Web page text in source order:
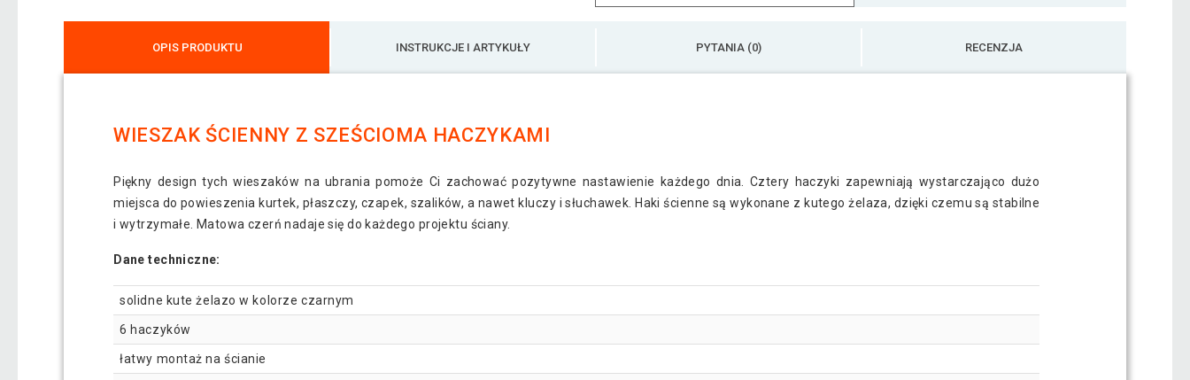
OPIS PRODUKTU INSTRUKCJE I ARTYKUŁY PYTANIA (0) RECENZJA
WIESZAK ŚCIENNY Z SZEŚCIOMA HACZYKAMI
Piękny design tych wieszaków na ubrania pomoże Ci zachować pozytywne nastawienie każdego dnia. Cztery haczyki zapewniają wystarczająco dużo
miejsca do powieszenia kurtek, płaszczy, czapek, szalików, a nawet kluczy i słuchawek. Haki ścienne są wykonane z kutego żelaza, dzięki czemu są stabilne
i wytrzymałe. Matowa czerń nadaje się do każdego projektu ściany.
Dane techniczne:
solidne kute żelazo w kolorze czarnym
6 haczyków
łatwy montaż na ścianie